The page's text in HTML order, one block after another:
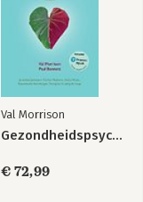
Val Morrison
Gezondheidspsychologie
€ 72,99